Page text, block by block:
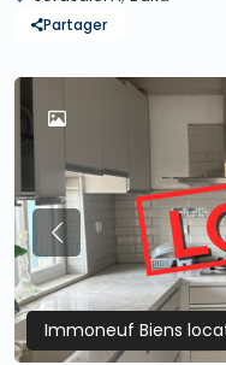
Partager
Immoneuf Biens
Previous